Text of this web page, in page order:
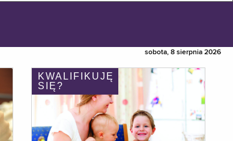
sobota, 8 sierpnia 2026
KWALIFIKUJĘ
SIĘ?